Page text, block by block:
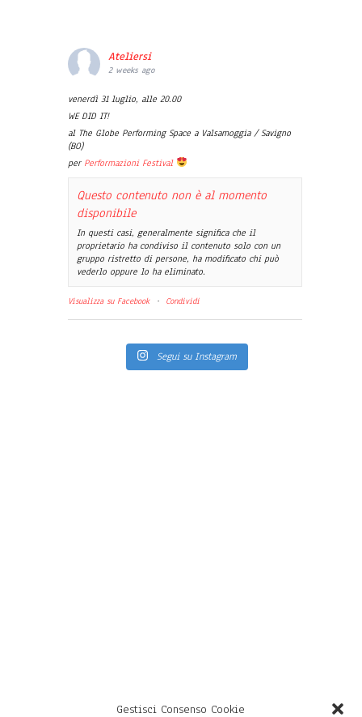
Gestisci Consenso Cookie
Ateliersi
2 weeks ago
venerdì 31 luglio, alle 20.00
WE DID IT!
al The Globe Performing Space a Valsamoggia / Savigno
(BO)
per Performazioni Festival
Questo contenuto non è al momento
disponibile
In questi casi, generalmente significa che il
proprietario ha condiviso il contenuto solo con un
gruppo ristretto di persone, ha modificato chi può
vederlo oppure lo ha eliminato.
Visualizza su Facebook · Condividi
Segui su Instagram